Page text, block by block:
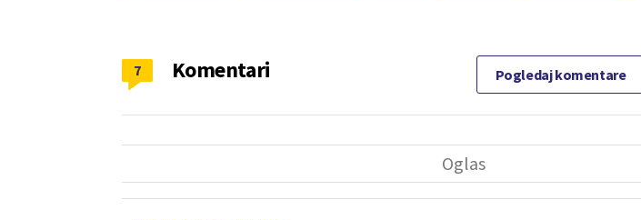
Komentari
7 Pogledaj komentare